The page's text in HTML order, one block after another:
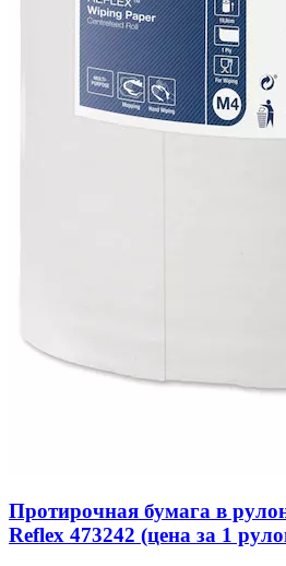
Протирочная бумага в
Reflex 473242 (цена за 1